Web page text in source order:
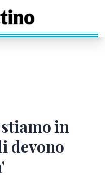
in
devono